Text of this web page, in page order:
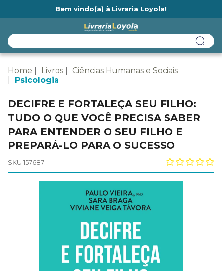
Bem vindo(a) à Livraria Loyola!
Home Livros
Ciências Humanas e Sociais
Psicologia
DECIFRE E FORTALEÇA SEU FILHO:
TUDO O QUE VOCÊ PRECISA SABER
PARA ENTENDER O SEU FILHO E
PREPARÁ-LO PARA O SUCESSO
SKU 157687